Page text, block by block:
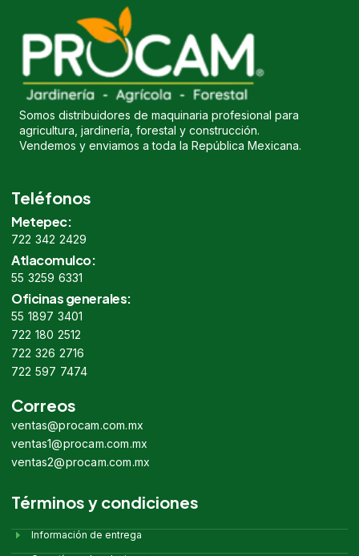
Somos distribuidores de maquinaria profesional para
agricultura, jardinería, forestal y construcción.
Vendemos y enviamos a toda la República Mexicana.
Teléfonos
Metepec:
722 342 2429
Atlacomulco:
55 3259 6331
Oficinas generales:
55 1897 3401
722 180 2512
722 326 2716
722 597 7474
Correos
ventas@procam.com.mx
ventas1@procam.com.mx
ventas2@procam.com.mx
Términos y condiciones
Información de entrega